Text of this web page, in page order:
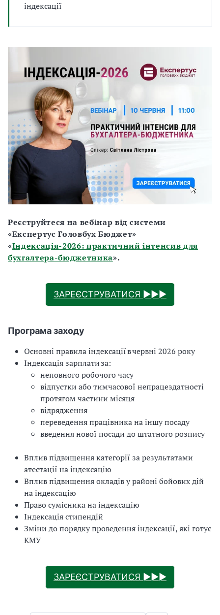
індексації
Реєструйтеся на вебінар від системи
«Експертус Головбух Бюджет»
«Індексація-2026: практичний інтенсив для
бухгалтера-бюджетника».
ЗАРЕЄСТРУВАТИСЯ ►►►
Програма заходу
Основні правила індексації в червні 2026 року
Індексація зарплати за:
неповного робочого часу
відпустки або тимчасової непрацездатності
протягом частини місяця
відрядження
переведення працівника на іншу посаду
введення нової посади до штатного розпису
Вплив підвищення категорії за результатами
атестації на індексацію
Вплив підвищення окладів у районі бойових дій
на індексацію
Право сумісника на індексацію
Індексація стипендій
Зміни до порядку проведення індексації, які готує
КМУ
ЗАРЕЄСТРУВАТИСЯ ►►►